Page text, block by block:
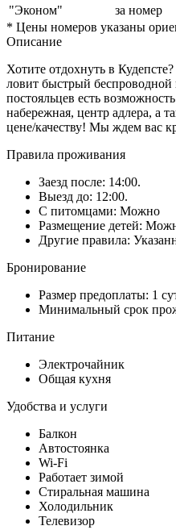
"Эконом"
за номер
* Цены номеров указаны
Описание
Хотите отдохнуть в
ловит быстрый беспроводной
постояльцев есть
набережная, центр адлера, а
цене/качеству! Мы ждем вас
Правила проживания
Заезд после: 14:00.
Выезд до: 12:00.
С питомцами: Можно
Размещение детей:
Другие правила:
Бронирование
Размер предоплаты: 1
Минимальный срок
Питание
Электрочайник
Общая кухня
Удобства и услуги
Балкон
Автостоянка
Wi-Fi
Работает зимой
Стиральная машина
Холодильник
Телевизор